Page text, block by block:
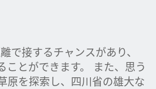
で接するチャンスがあり、
ことができます。 また、思う
原を探索し、四川省の雄大な